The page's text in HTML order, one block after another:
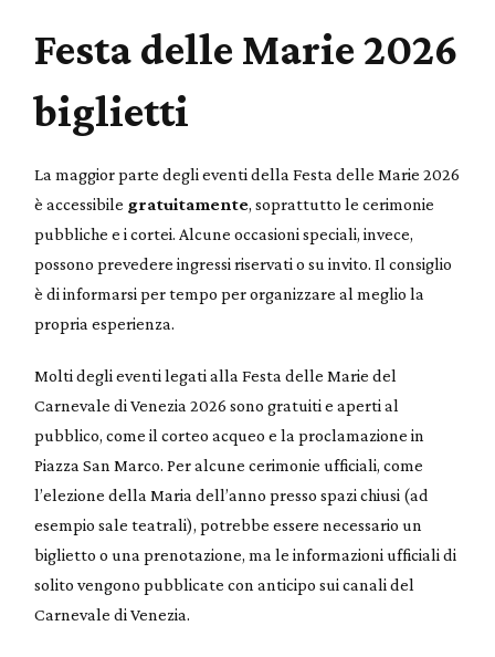
Festa delle Marie 2026
biglietti
La maggior parte degli eventi della Festa delle Marie 2026
è accessibile gratuitamente, soprattutto le cerimonie
pubbliche e i cortei. Alcune occasioni speciali, invece,
possono prevedere ingressi riservati o su invito. Il consiglio
è di informarsi per tempo per organizzare al meglio la
propria esperienza.
Molti degli eventi legati alla Festa delle Marie del
Carnevale di Venezia 2026 sono gratuiti e aperti al
pubblico, come il corteo acqueo e la proclamazione in
Piazza San Marco. Per alcune cerimonie ufficiali, come
l’elezione della Maria dell’anno presso spazi chiusi (ad
esempio sale teatrali), potrebbe essere necessario un
biglietto o una prenotazione, ma le informazioni ufficiali di
solito vengono pubblicate con anticipo sui canali del
Carnevale di Venezia.